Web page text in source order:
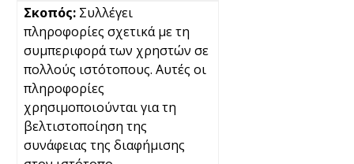
Συλλέγει
πληροφορίες σχετικά με τη
συμπεριφορά των χρηστών σε
πολλούς ιστότοπους. Αυτές οι
πληροφορίες
χρησιμοποιούνται για τη
βελτιστοποίηση της
συνάφειας της διαφήμισης